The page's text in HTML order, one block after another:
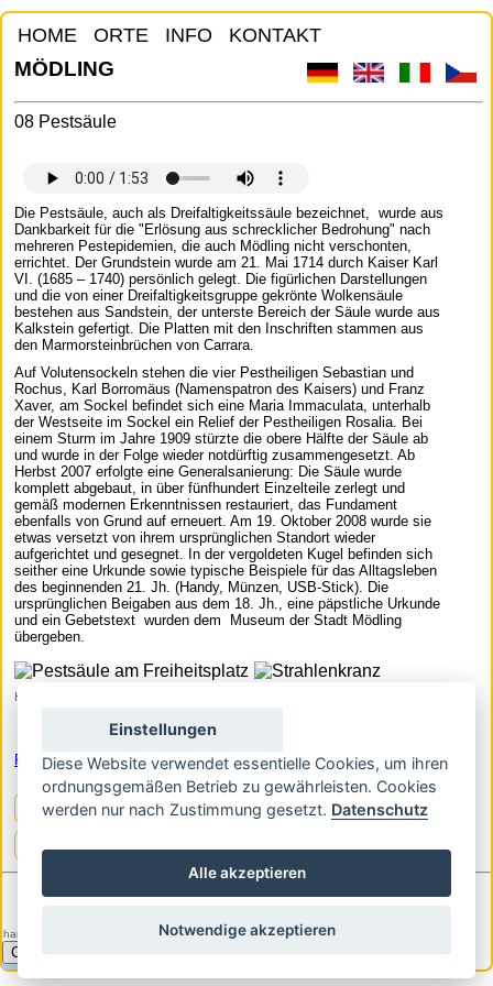
HOME ORTE INFO KONTAKT
MÖDLING
08 Pestsäule
Die Pestsäule, auch als Dreifaltigkeitssäule bezeichnet, wurde aus
Dankbarkeit für die "Erlösung aus schrecklicher Bedrohung" nach
mehreren Pestepidemien, die auch Mödling nicht verschonten,
errichtet. Der Grundstein wurde am 21. Mai 1714 durch Kaiser Karl
VI. (1685 – 1740) persönlich gelegt. Die figürlichen Darstellungen
und die von einer Dreifaltigkeitsgruppe gekrönte Wolkensäule
bestehen aus Sandstein, der unterste Bereich der Säule wurde aus
Kalkstein gefertigt. Die Platten mit den Inschriften stammen aus
den Marmorsteinbrüchen von Carrara.
Auf Volutensockeln stehen die vier Pestheiligen Sebastian und
Rochus, Karl Borromäus (Namenspatron des Kaisers) und Franz
Xaver, am Sockel befindet sich eine Maria Immaculata, unterhalb
der Westseite im Sockel ein Relief der Pestheiligen Rosalia. Bei
einem Sturm im Jahre 1909 stürzte die obere Hälfte der Säule ab
und wurde in der Folge wieder notdürftig zusammengesetzt. Ab
Herbst 2007 erfolgte eine Generalsanierung: Die Säule wurde
komplett abgebaut, in über fünfhundert Einzelteile zerlegt und
gemäß modernen Erkenntnissen restauriert, das Fundament
ebenfalls von Grund auf erneuert. Am 19. Oktober 2008 wurde sie
etwas versetzt von ihrem ursprünglichen Standort wieder
aufgerichtet und gesegnet. In der vergoldeten Kugel befinden sich
seither eine Urkunde sowie typische Beispiele für das Alltagsleben
des beginnenden 21. Jh. (Handy, Münzen, USB-Stick). Die
ursprünglichen Beigaben aus dem 18. Jh., eine päpstliche Urkunde
und ein Gebetstext wurden dem Museum der Stadt Mödling
übergeben.
Häferl/wikmedia
Pestsäule - Dreifaltigkeitssäule
Map-Route
go top
Impressum Pc-Version
handheld, ,id: 36, faceid: 85, Itemid: 143
Cookie settings
Einstellungen
Diese Website verwendet essentielle Cookies, um ihren
ordnungsgemäßen Betrieb zu gewährleisten. Cookies
werden nur nach Zustimmung gesetzt. Datenschutz
Alle akzeptieren
Notwendige akzeptieren